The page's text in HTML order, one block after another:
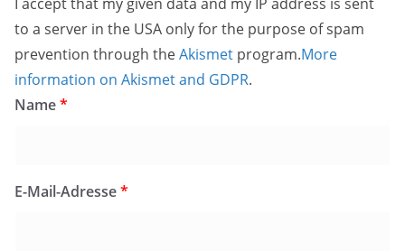
to a server in the USA only for the purpose of spam
prevention through theAkismet program.More
information on Akismet and GDPR.
Name*
E-Mail-Adresse*